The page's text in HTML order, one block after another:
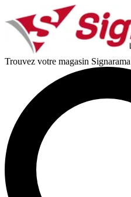
Trouvez votre magasin Signarama